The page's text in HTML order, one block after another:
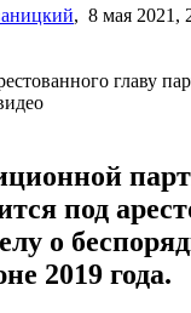
, 8 мая 2021,
под
о
2019 года.